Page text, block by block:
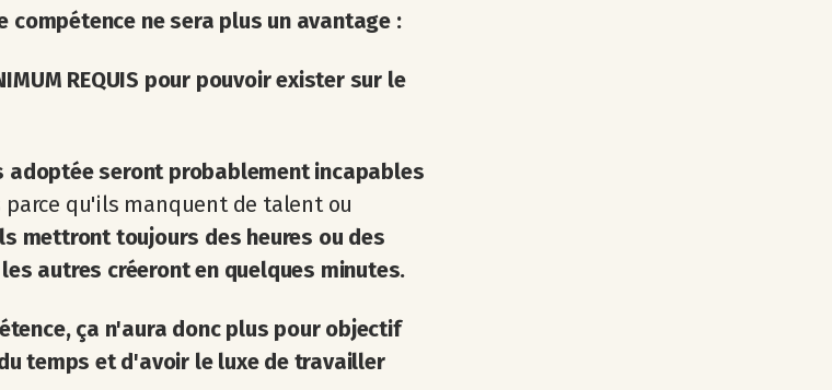
compétence ne sera plus un avantage :
REQUIS pour pouvoir exister sur le
adoptée seront probablement incapables
parce qu'ils manquent de talent ou
mettront toujours des heures ou des
autres créeront en quelques minutes.
ça n'aura donc plus pour objectif
temps et d'avoir le luxe de travailler